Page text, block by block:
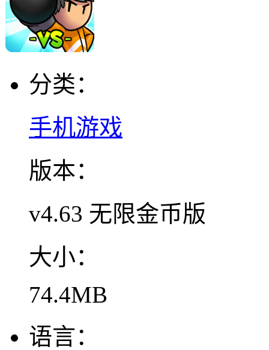
分类：
手机游戏
版本：
v4.63 无限金币版
大小：
74.4MB
语言：